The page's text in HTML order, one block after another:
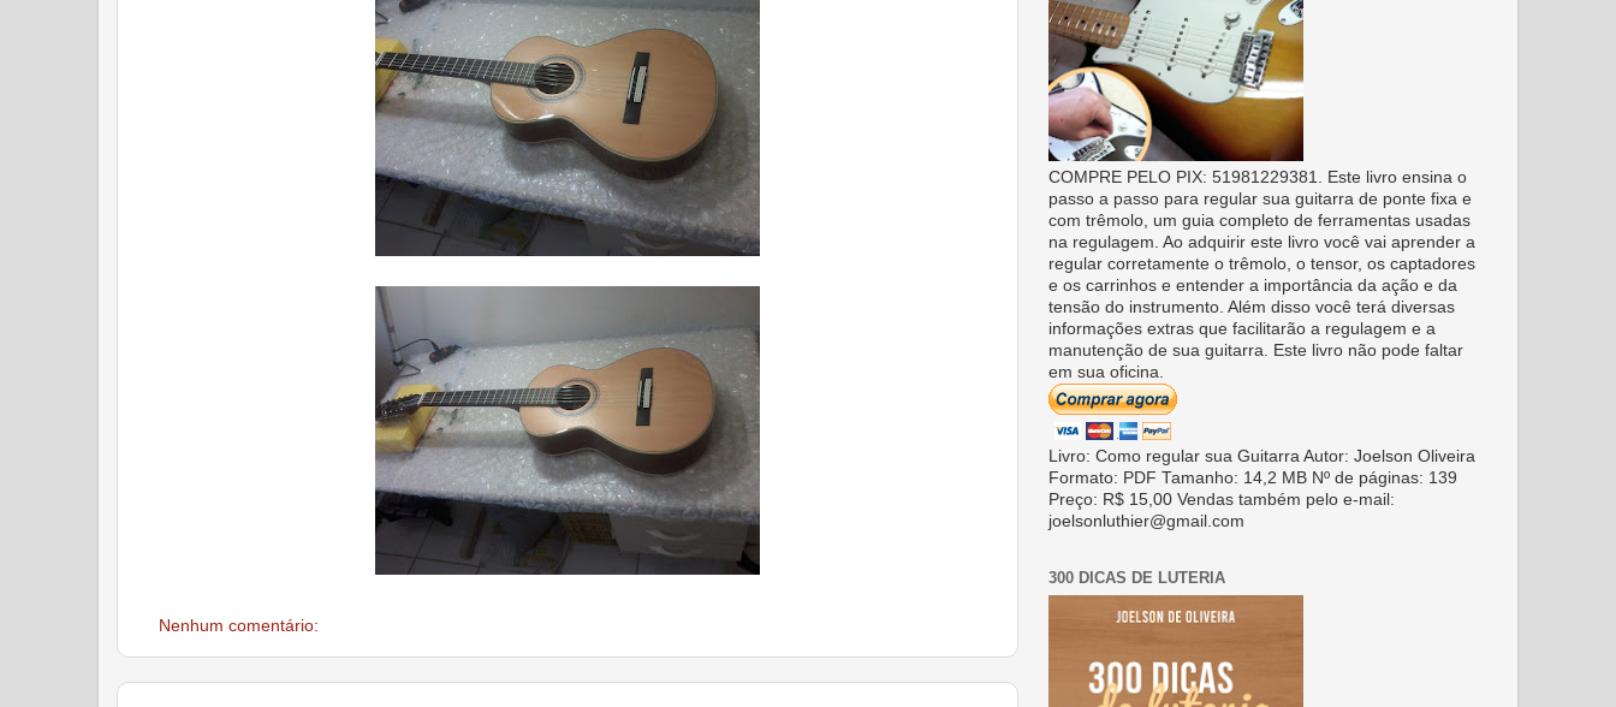
Nenhum comentário:
COMPRE PELO PIX: 51981229381. Este livro ensina o
passo a passo para regular sua guitarra de ponte fixa e
com trêmolo, um guia completo de ferramentas usadas
na regulagem. Ao adquirir este livro você vai aprender a
regular corretamente o trêmolo, o tensor, os captadores
e os carrinhos e entender a importância da ação e da
tensão do instrumento. Além disso você terá diversas
informações extras que facilitarão a regulagem e a
manutenção de sua guitarra. Este livro não pode faltar
em sua oficina.
Livro: Como regular sua Guitarra Autor: Joelson Oliveira
Formato: PDF Tamanho: 14,2 MB Nº de páginas: 139
Preço: R$ 15,00 Vendas também pelo e-mail:
joelsonluthier@gmail.com
300 DICAS DE LUTERIA